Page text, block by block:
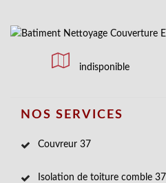
indisponible
NOS SERVICES
Couvreur 37
Isolation de toiture comble 37